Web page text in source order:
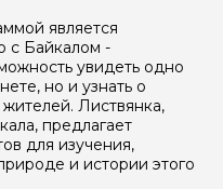
является
с Байкалом -
увидеть одно
но и узнать о
Листвянка,
предлагает
для изучения,
и истории этого